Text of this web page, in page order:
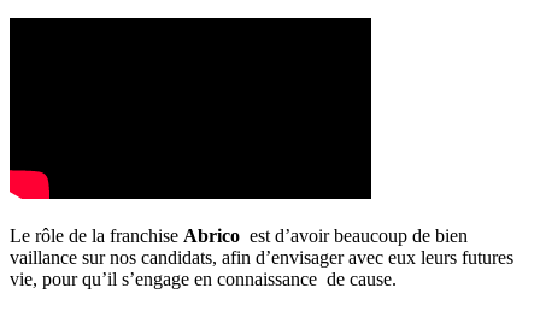
Le rôle de la franchise Abrico est d’avoir beaucoup de bien
vaillance sur nos candidats, afin d’envisager avec eux leurs futures
vie, pour qu’il s’engage en connaissance de cause.